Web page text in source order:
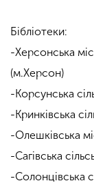
Бібліотеки:
-Херсонська
(м.Херсон)
-Корсунська
-Кринківська
-Олешківська
-Сагівська
-Солонцівська